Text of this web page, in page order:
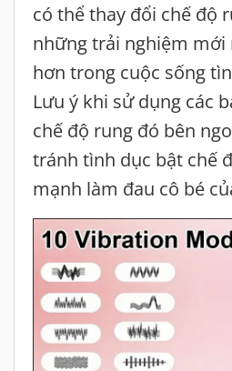
có thể thay đổi chế độ
những trải nghiệm mới
hơn trong cuộc sống
Lưu ý khi sử dụng các
chế độ rung đó bên
tránh tình dục bật chế
mạnh làm đau cô bé